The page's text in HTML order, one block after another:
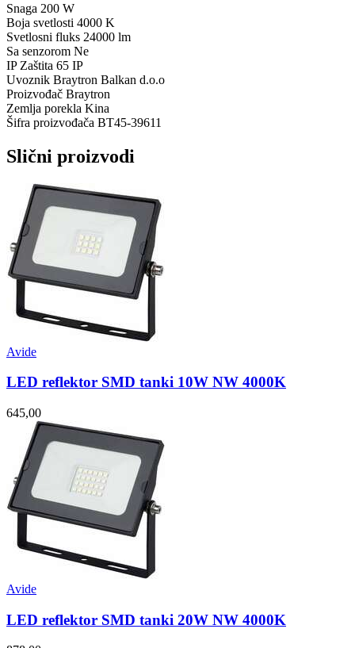
Snaga 200 W
Boja svetlosti 4000 K
Svetlosni fluks 24000 lm
Sa senzorom Ne
IP Zaštita 65 IP
Uvoznik Braytron Balkan d.o.o
Proizvođač Braytron
Zemlja porekla Kina
Šifra proizvođača BT45-39611
Slični proizvodi
Avide
LED reflektor SMD tanki 10W NW 4000K
645,00
Avide
LED reflektor SMD tanki 20W NW 4000K